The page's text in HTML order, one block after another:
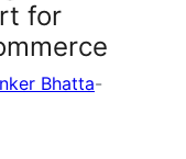
for
Bhatta-